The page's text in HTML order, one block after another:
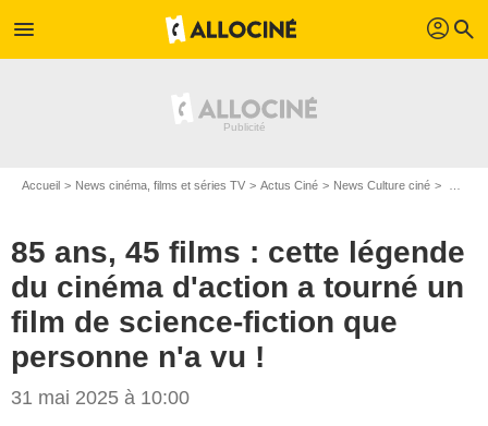
menu profil search
Accueil News cinéma, films et séries TV Actus Ciné News Culture ciné
85 ans, 45 films : cette légende
du cinéma d'action a tourné un
film de science-fiction que
personne n'a vu !
31 mai 2025 à 10:00